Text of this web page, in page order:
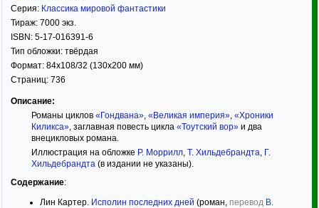
Серия: Классика мировой фантастики
Тираж: 7000 экз.
ISBN: 5-17-016391-6
Тип обложки: твёрдая
Формат: 84x108/32 (130x200 мм)
Страниц: 736
Описание:
Романы циклов «Гондвана», «Великая империя», «Хроники
Киликса», заглавная повесть цикла «Тоутский вор»и два
внецикловых романа.
Иллюстрация на обложке Р. Моррилл, Т. Хильдебрандта, Г.
Хильдебрандта(в издании не указаны).
Содержание:
Лин Картер. Исполин последних дней (роман, перевод В.